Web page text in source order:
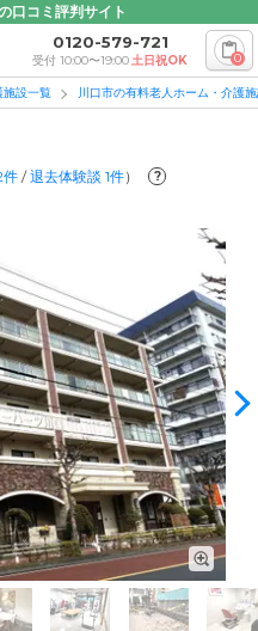
口コミ評判サイト
0120-579-721
受付 10:00〜19:00土日祝OK 0
施設一覧 川口市の有料老人ホーム・介護
件 /退去体験談 1件） ?